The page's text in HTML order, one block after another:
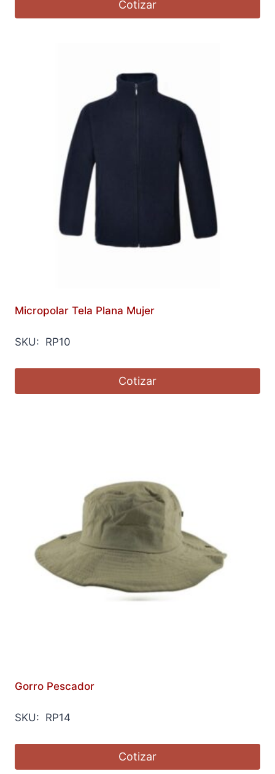
Cotizar
Micropolar Tela Plana Mujer
SKU: RP10
Cotizar
Gorro Pescador
SKU: RP14
Cotizar